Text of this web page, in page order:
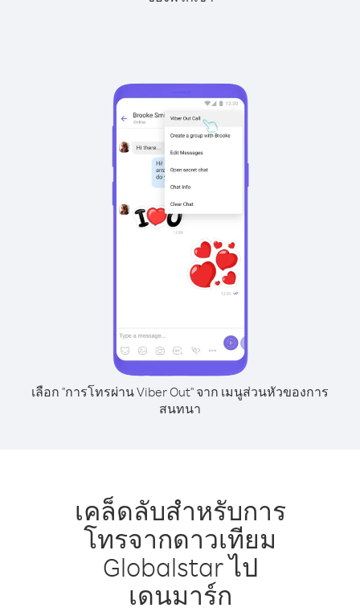
เลือก "การโทรผ่าน Viber Out" จาก เมนูส่วนหัวของการ
สนทนา
เคล็ดลับสำหรับการ
โทรจากดาวเทียม
Globalstar ไป
เดนมาร์ก